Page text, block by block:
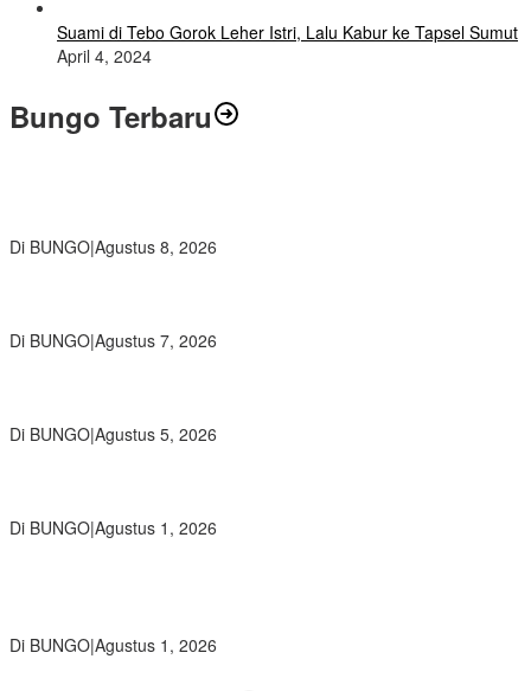
Suami di Tebo Gorok Leher Istri, Lalu Kabur ke Tapsel Sumut
April 4, 2024
Bungo Terbaru
Di BUNGO|Agustus 8, 2026
Di BUNGO|Agustus 7, 2026
Di BUNGO|Agustus 5, 2026
Di BUNGO|Agustus 1, 2026
Di BUNGO|Agustus 1, 2026